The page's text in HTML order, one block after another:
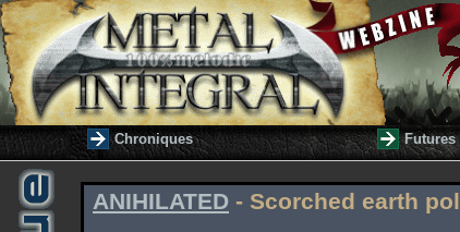
Chroniques Futures
ANIHILATED - Scorched earth